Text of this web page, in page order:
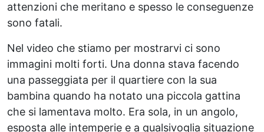
attenzioni che meritano e spesso le conseguenze
sono fatali.
Nel video che stiamo per mostrarvi ci sono
immagini molti forti. Una donna stava facendo
una passeggiata per il quartiere con la sua
bambina quando ha notato una piccola gattina
che si lamentava molto. Era sola, in un angolo,
esposta alle intemperie e a qualsivoglia situazione